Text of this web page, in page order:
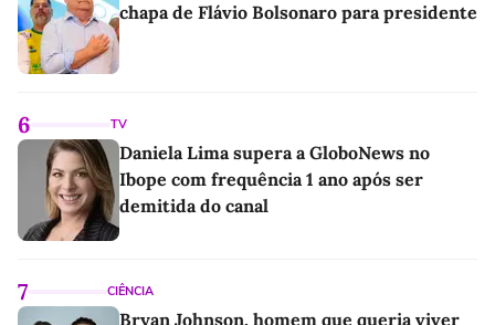
chapa de Flávio Bolsonaro para presidente
6 TV
Daniela Lima supera a GloboNews no
Ibope com frequência 1 ano após ser
demitida do canal
7 CIÊNCIA
Bryan Johnson, homem que queria viver